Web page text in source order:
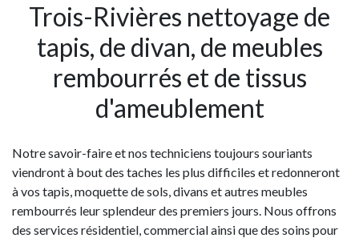
Trois-Rivières nettoyage de
tapis, de divan, de meubles
rembourrés et de tissus
d'ameublement
Notre savoir-faire et nos techniciens toujours souriants
viendront à bout des taches les plus difficiles et redonneront
à vos tapis, moquette de sols, divans et autres meubles
rembourrés leur splendeur des premiers jours. Nous offrons
des services résidentiel, commercial ainsi que des soins pour